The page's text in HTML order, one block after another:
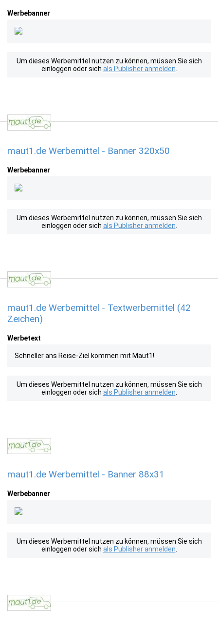
Werbebanner
Um dieses Werbemittel nutzen zu können, müssen Sie sich
einloggen oder sich als Publisher anmelden
maut1.de Werbemittel - Banner 320x50
Werbebanner
Um dieses Werbemittel nutzen zu können, müssen Sie sich
einloggen oder sich als Publisher anmelden
maut1.de Werbemittel - Textwerbemittel (42
Zeichen)
Werbetext
Schneller ans Reise-Ziel kommen mit Maut1!
Um dieses Werbemittel nutzen zu können, müssen Sie sich
einloggen oder sich als Publisher anmelden
maut1.de Werbemittel - Banner 88x31
Werbebanner
Um dieses Werbemittel nutzen zu können, müssen Sie sich
einloggen oder sich als Publisher anmelden